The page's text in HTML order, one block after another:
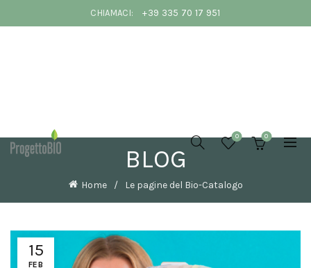
CHIAMACI: +39 335 70 17 951
0 0
BLOG
Home Le pagine del Bio-Catalogo
15
FEB
LE PARETI
DI CASA IN
PRIMAVERA:
2026
Comments